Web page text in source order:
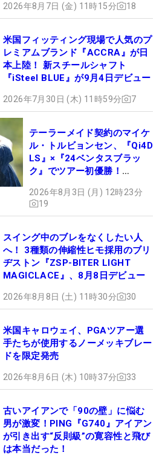
2026年8月7日 (金) 11時15分 18
米国フィッティング現場で人気のプ
レミアムブランド『ACCRA』が日
本上陸！ 新スチールシャフト
『iSteel BLUE』が9月4日デビュー
2026年7月30日 (木) 11時59分 7
テーラーメイド契約のマイケ
ル・トルビョンセン、『Qi4D
LS』×『24ベンタスブラッ
ク』でツアー初優勝！
2026年8月3日 (月) 12時23分
19
スイング中のブレをなくしたい人
へ！ 3種類の伸縮性ヒモ採用のブリ
ヂストン『ZSP-BITER LIGHT
MAGICLACE』、8月8日デビュー
2026年8月8日 (土) 11時30分 30
米国キャロウェイ、PGAツアー選
手たちが使用するノーメッキブレー
ドを限定発売
2026年8月6日 (木) 10時37分 33
古いアイアンで「90の壁」に悩む
男が激変！PING『G740』アイアン
が引き出す“反則級”の寛容性と飛び
は本当だった！